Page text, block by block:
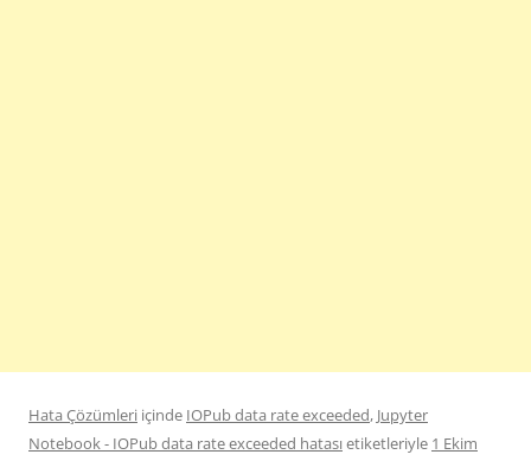
Hata Çözümleri içinde IOPub data rate exceeded, Jupyter
Notebook - IOPub data rate exceeded hatasıetiketleriyle 1 Ekim